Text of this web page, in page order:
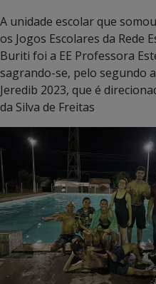
A unidade escolar que
os Jogos Escolares da Rede
Buriti foi a EE Professora
sagrando-se, pelo segundo
Jeredib 2023, que é
da Silva de Freitas